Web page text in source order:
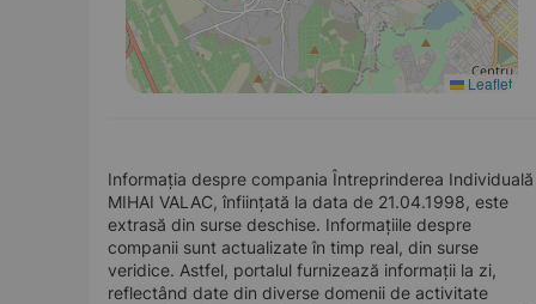
Leaflet
Informația despre compania Întreprinderea Individuală
MIHAI VALAC, înființată la data de 21.04.1998, este
extrasă din surse deschise. Informațiile despre
companii sunt actualizate în timp real, din surse
veridice. Astfel, portalul furnizează informații la zi,
reflectând date din diverse domenii de activitate